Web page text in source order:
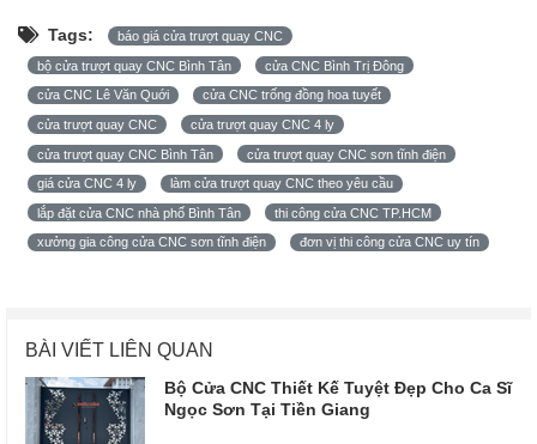
Tags: báo giá cửa trượt quay CNC
bộ cửa trượt quay CNC Bình Tân cửa CNC Bình Trị Đông
cửa CNC Lê Văn Quới cửa CNC trống đồng hoa tuyết
cửa trượt quay CNC cửa trượt quay CNC 4 ly
cửa trượt quay CNC Bình Tân cửa trượt quay CNC sơn tĩnh điện
giá cửa CNC 4 ly làm cửa trượt quay CNC theo yêu cầu
lắp đặt cửa CNC nhà phố Bình Tân thi công cửa CNC TP.HCM
xưởng gia công cửa CNC sơn tĩnh điện đơn vị thi công cửa CNC uy tín
BÀI VIẾT LIÊN QUAN
Bộ Cửa CNC Thiết Kế Tuyệt Đẹp Cho Ca Sĩ
Ngọc Sơn Tại Tiền Giang